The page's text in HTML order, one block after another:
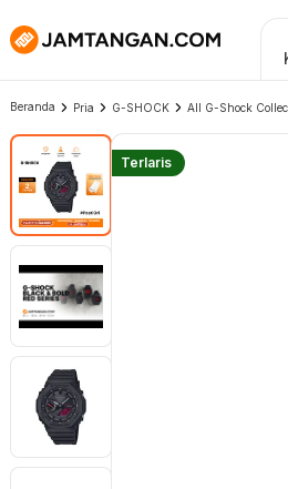
Beranda Pria G-SHOCK All G-Shock
Terlaris